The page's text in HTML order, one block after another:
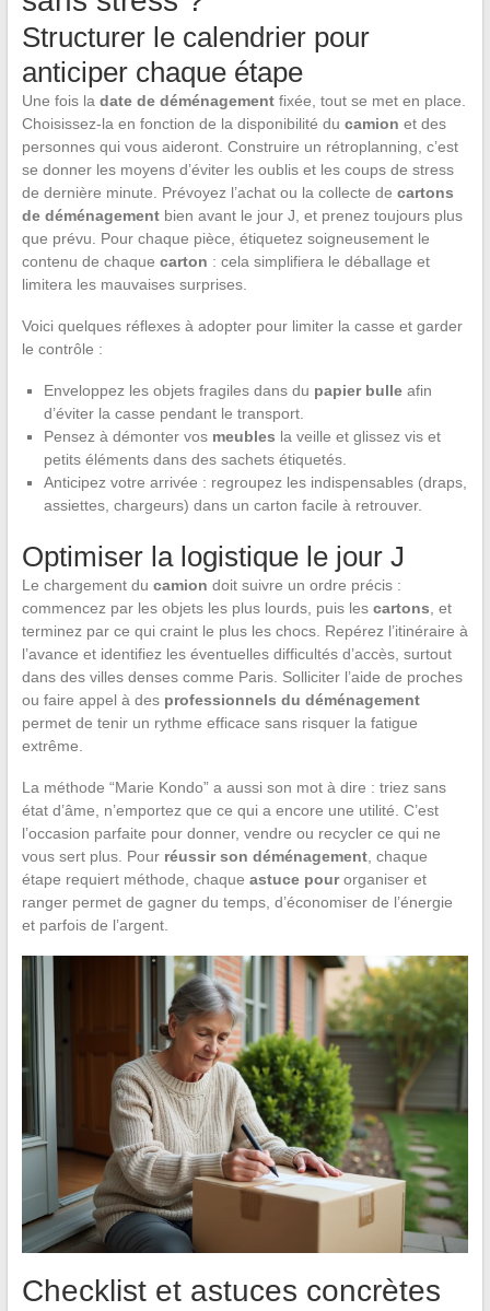
Structurer le calendrier pour
anticiper chaque étape
Une fois la date de déménagementfixée, tout se met en place.
Choisissez-la en fonction de la disponibilité du camion et des
personnes qui vous aideront. Construire un rétroplanning, c’est
se donner les moyens d’éviter les oublis et les coups de stress
de dernière minute. Prévoyez l’achat ou la collecte de cartons
de déménagementbien avant le jour J, et prenez toujours plus
que prévu. Pour chaque pièce, étiquetez soigneusement le
contenu de chaque carton : cela simplifiera le déballage et
limitera les mauvaises surprises.
Voici quelques réflexes à adopter pour limiter la casse et garder
le contrôle :
Enveloppez les objets fragiles dans du papier bulleafin
d’éviter la casse pendant le transport.
Pensez à démonter vos meubles la veille et glissez vis et
petits éléments dans des sachets étiquetés.
Anticipez votre arrivée : regroupez les indispensables (draps,
assiettes, chargeurs) dans un carton facile à retrouver.
Optimiser la logistique le jour J
Le chargement du camion doit suivre un ordre précis :
commencez par les objets les plus lourds, puis les cartons , et
terminez par ce qui craint le plus les chocs. Repérez l’itinéraire à
l’avance et identifiez les éventuelles difficultés d’accès, surtout
dans des villes denses comme Paris. Solliciter l’aide de proches
ou faire appel à des professionnels du déménagement
permet de tenir un rythme efficace sans risquer la fatigue
extrême.
La méthode “Marie Kondo” a aussi son mot à dire : triez sans
état d’âme, n’emportez que ce qui a encore une utilité. C’est
l’occasion parfaite pour donner, vendre ou recycler ce qui ne
vous sert plus. Pour réussir son déménagement, chaque
étape requiert méthode, chaque astuce pourorganiser et
ranger permet de gagner du temps, d’économiser de l’énergie
et parfois de l’argent.
Checklist et astuces concrètes